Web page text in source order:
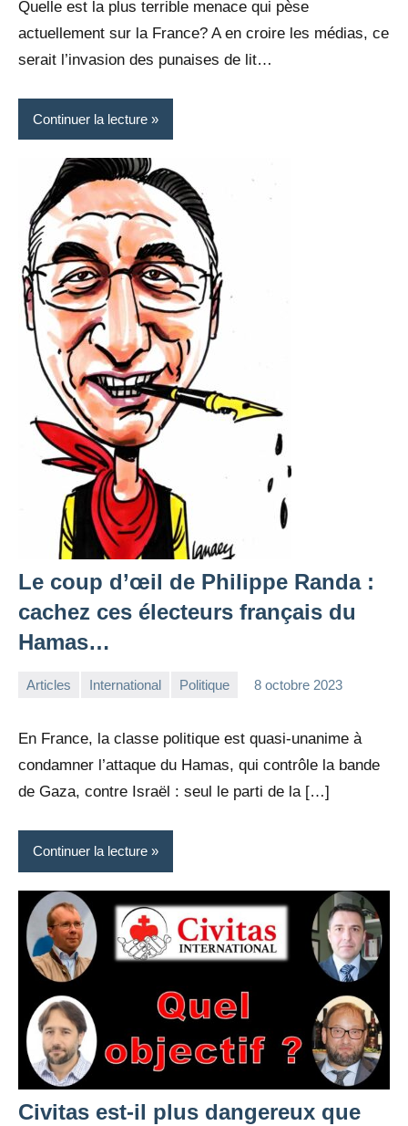
Quelle est la plus terrible menace qui pèse
actuellement sur la France? A en croire les médias, ce
serait l’invasion des punaises de lit…
Continuer la lecture
Le coup d’œil de Philippe Randa :
cachez ces électeurs français du
Hamas…
Articles International Politique 8 octobre 2023
En France, la classe politique est quasi-unanime à
condamner l’attaque du Hamas, qui contrôle la bande
de Gaza, contre Israël : seul le parti de la […]
Continuer la lecture
Civitas est-il plus dangereux que